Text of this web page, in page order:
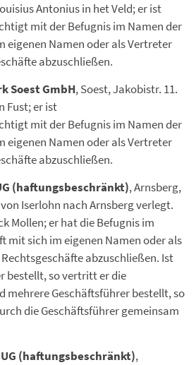
Antonius in het Veld; er ist
mit der Befugnis im Namen der
eigenen Namen oder als Vertreter
abzuschließen.
Soest GmbH, Soest, Jakobistr. 11.
Fust; er ist
mit der Befugnis im Namen der
eigenen Namen oder als Vertreter
abzuschließen.
(haftungsbeschränkt), Arnsberg,
Iserlohn nach Arnsberg verlegt.
Mollen; er hat die Befugnis im
mit sich im eigenen Namen oder als
abzuschließen. Ist
bestellt, so vertritt er die
mehrere Geschäftsführer bestellt, so
die Geschäftsführer gemeinsam
UG (haftungsbeschränkt),